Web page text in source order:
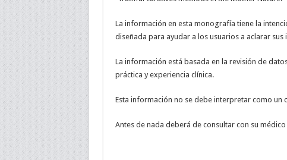
La información en esta monografía tiene la
diseñada para ayudar a los usuarios a aclarar sus
La información está basada en la revisión de
práctica y experiencia clínica.
Esta información no se debe interpretar como un
Antes de nada deberá de consultar con su